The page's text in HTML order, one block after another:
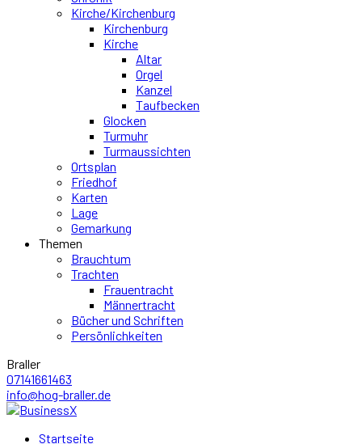
Kirche/Kirchenburg
Kirchenburg
Kirche
Altar
Orgel
Kanzel
Taufbecken
Glocken
Turmuhr
Turmaussichten
Ortsplan
Friedhof
Karten
Lage
Gemarkung
Themen
Brauchtum
Trachten
Frauentracht
Männertracht
Bücher und Schriften
Persönlichkeiten
Braller
07141661463
info@hog-braller.de
Startseite